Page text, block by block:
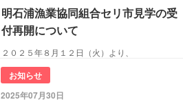
明石浦漁業協同組合セリ市見学の受
付再開について
２０２５年８月１２日（火）より、
お知らせ
2025年07月30日